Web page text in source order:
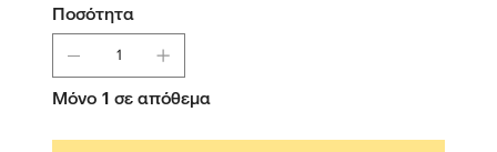
Ποσότητα
Μόνο 1 σε απόθεμα